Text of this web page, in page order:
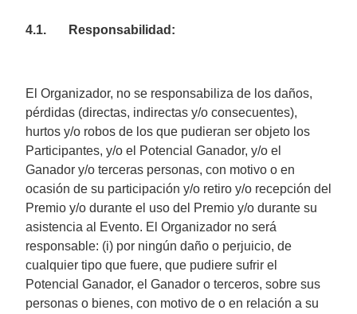
4.1. Responsabilidad:
El Organizador, no se responsabiliza de los daños,
pérdidas (directas, indirectas y/o consecuentes),
hurtos y/o robos de los que pudieran ser objeto los
Participantes, y/o el Potencial Ganador, y/o el
Ganador y/o terceras personas, con motivo o en
ocasión de su participación y/o retiro y/o recepción del
Premio y/o durante el uso del Premio y/o durante su
asistencia al Evento. El Organizador no será
responsable: (i) por ningún daño o perjuicio, de
cualquier tipo que fuere, que pudiere sufrir el
Potencial Ganador, el Ganador o terceros, sobre sus
personas o bienes, con motivo de o en relación a su